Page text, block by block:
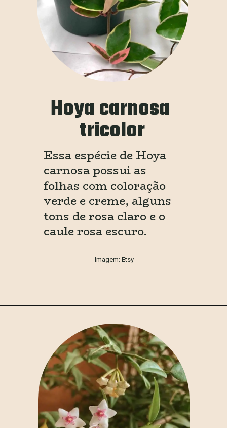
Hoya carnosa
tricolor
Essa espécie de Hoya
carnosa possui as
folhas com coloração
verde e creme, alguns
tons de rosa claro e o
caule rosa escuro.
Imagem: Etsy